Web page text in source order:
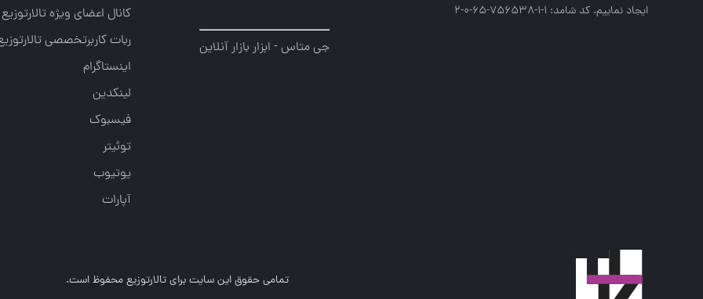
ايجاد نماييم. کد شامد: 1-1-756538-65-0-2
جی متاس - ابزار بازار آنلاین
کانال اعضای ویژه تالارتوزیع
ربات کاربرتخصصی
اینستاگرام
لینکدین
فیسبوک
توئیتر
یوتیوب
آپارات
تمامی حقوق این سایت برای تالارتوزیع محفوظ است.